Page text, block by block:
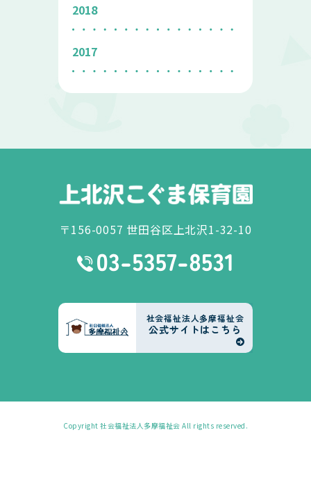
2018
2017
〒156-0057 世田谷区上北沢1-32-10
社会福祉法人多摩福祉会
公式サイトはこちら
Copyright 社会福祉法人多摩福祉会 All rights reserved.